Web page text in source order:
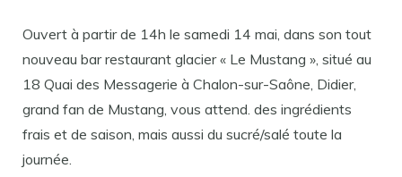
Ouvert à partir de 14h le samedi 14 mai, dans son tout
nouveau bar restaurant glacier « Le Mustang », situé au
18 Quai des Messagerie à Chalon-sur-Saône, Didier,
grand fan de Mustang, vous attend. des ingrédients
frais et de saison, mais aussi du sucré/salé toute la
journée.